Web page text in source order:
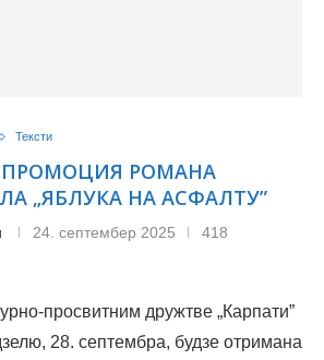
Тексти
РОМАНА
„ЯБЛУКА НА АСФАЛТУ”
24. септембер 2025
418
просвитним дружтве „Карпати”
28. септембра, будзе отримана